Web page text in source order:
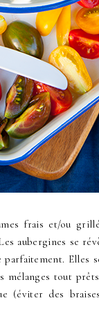
frais et/ou
aubergines se
Elles
mélanges tout
(éviter des